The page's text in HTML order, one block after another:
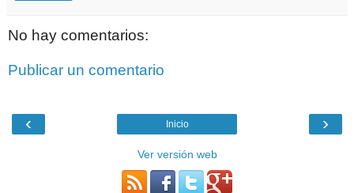
No hay comentarios:
Publicar un comentario
‹ ›
Inicio
Ver versión web